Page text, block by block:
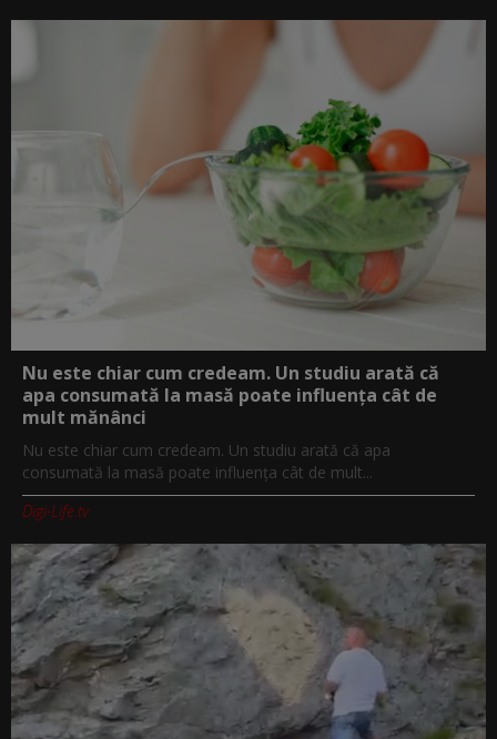
Nu este chiar cum credeam. Un studiu arată că
apa consumată la masă poate influența cât de
mult mănânci
Nu este chiar cum credeam. Un studiu arată că apa
consumată la masă poate influența cât de mult...
Digi-Life.tv